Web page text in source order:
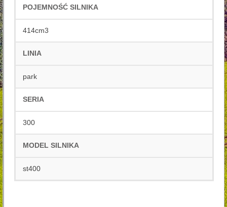
POJEMNOŚĆ SILNIKA
414cm3
LINIA
park
SERIA
300
MODEL SILNIKA
st400